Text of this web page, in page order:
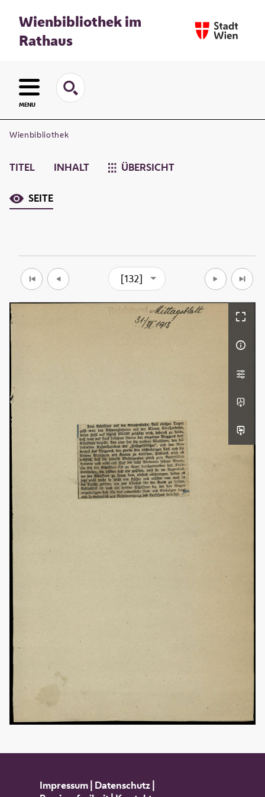
Wienbibliothek im
Rathaus
MENU
Wienbibliothek
TITEL INHALT ÜBERSICHT
SEITE
[132]
Impressum| Datenschutz|